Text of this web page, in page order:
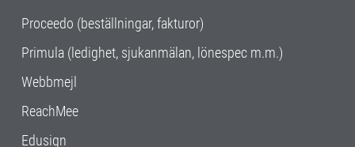
Proceedo (beställningar, fakturor)
Primula (ledighet, sjukanmälan, lönespec m.m.)
Webbmejl
ReachMee
Edusign